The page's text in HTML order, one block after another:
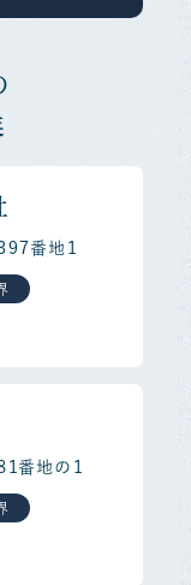
７番地１
番地の１